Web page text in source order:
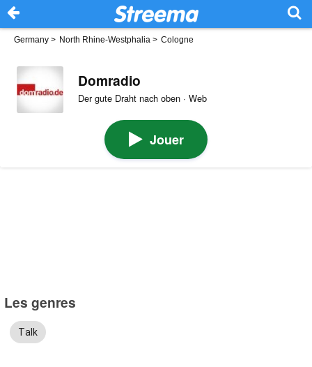
Germany > North Rhine-Westphalia > Cologne
Domradio
Der gute Draht nach oben · Web
Jouer
Les genres
Talk